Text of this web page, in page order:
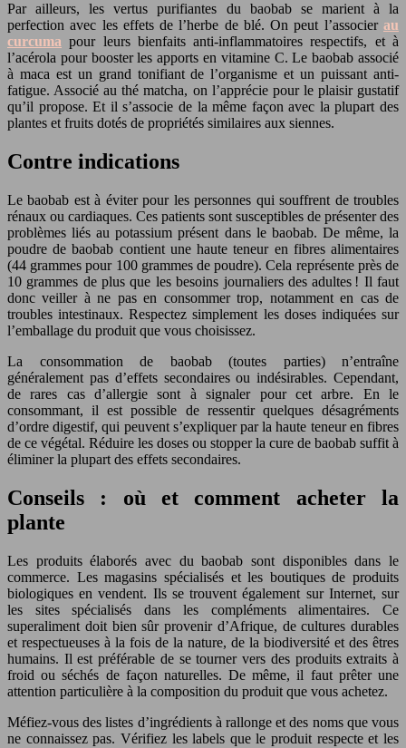
Par ailleurs, les vertus purifiantes du baobab se marient à la
perfection avec les effets de l’herbe de blé. On peut l’associer au
curcuma pour leurs bienfaits anti-inflammatoires respectifs, et à
l’acérola pour booster les apports en vitamine C. Le baobab associé
à maca est un grand tonifiant de l’organisme et un puissant anti-
fatigue. Associé au thé matcha, on l’apprécie pour le plaisir gustatif
qu’il propose. Et il s’associe de la même façon avec la plupart des
plantes et fruits dotés de propriétés similaires aux siennes.
Contre indications
Le baobab est à éviter pour les personnes qui souffrent de troubles
rénaux ou cardiaques. Ces patients sont susceptibles de présenter des
problèmes liés au potassium présent dans le baobab. De même, la
poudre de baobab contient une haute teneur en fibres alimentaires
(44 grammes pour 100 grammes de poudre). Cela représente près de
10 grammes de plus que les besoins journaliers des adultes ! Il faut
donc veiller à ne pas en consommer trop, notamment en cas de
troubles intestinaux. Respectez simplement les doses indiquées sur
l’emballage du produit que vous choisissez.
La consommation de baobab (toutes parties) n’entraîne
généralement pas d’effets secondaires ou indésirables. Cependant,
de rares cas d’allergie sont à signaler pour cet arbre. En le
consommant, il est possible de ressentir quelques désagréments
d’ordre digestif, qui peuvent s’expliquer par la haute teneur en fibres
de ce végétal. Réduire les doses ou stopper la cure de baobab suffit à
éliminer la plupart des effets secondaires.
Conseils : où et comment acheter la
plante
Les produits élaborés avec du baobab sont disponibles dans le
commerce. Les magasins spécialisés et les boutiques de produits
biologiques en vendent. Ils se trouvent également sur Internet, sur
les sites spécialisés dans les compléments alimentaires. Ce
superaliment doit bien sûr provenir d’Afrique, de cultures durables
et respectueuses à la fois de la nature, de la biodiversité et des êtres
humains. Il est préférable de se tourner vers des produits extraits à
froid ou séchés de façon naturelles. De même, il faut prêter une
attention particulière à la composition du produit que vous achetez.
Méfiez-vous des listes d’ingrédients à rallonge et des noms que vous
ne connaissez pas. Vérifiez les labels que le produit respecte et les